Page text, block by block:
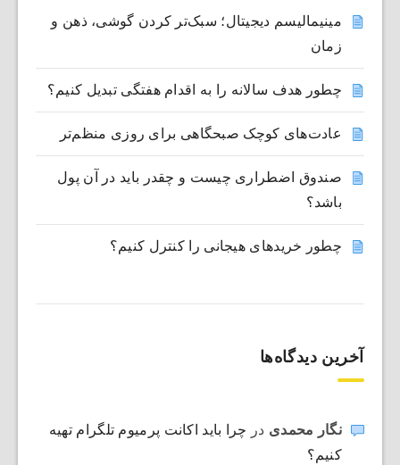
مینیمالیسم دیجیتال؛ سبک‌تر کردن گوشی، ذهن و
زمان
چطور هدف سالانه را به اقدام هفتگی تبدیل کنیم؟
عادت‌های کوچک صبحگاهی برای روزی منظم‌تر
صندوق اضطراری چیست و چقدر باید در آن پول
باشد؟
چطور خریدهای هیجانی را کنترل کنیم؟
آخرین دیدگاه‌ها
نگار محمدی در
چرا باید اکانت پرمیوم تلگرام تهیه
کنیم؟